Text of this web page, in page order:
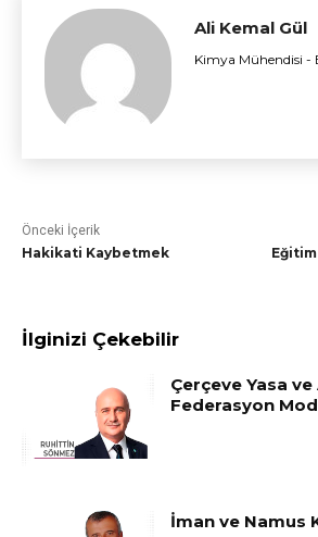
Ali Kemal Gül
Kimya Mühendisi -
Önceki İçerik
Hakikati Kaybetmek
İlginizi Çekebilir
Çerçeve Yasa
Federasyon
İman ve Namus